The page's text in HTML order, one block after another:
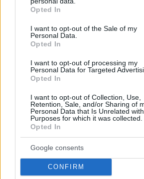
grant or deny consent to Google and its
use your data for below specified
consent section.
Opted In
I want to opt-out of the Sale of my
Personal Data.
Opted In
I want to opt-out of processing my
Personal Data for Targeted
Opted In
I want to opt-out of Collection, Use,
Retention, Sale, and/or Sharing of
Personal Data that Is Unrelated
Purposes for which it was collected.
Opted In
Google consents
CONFIRM
χαρτοπετσέτα